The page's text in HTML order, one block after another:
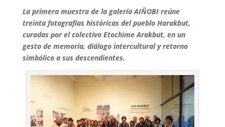
La primera muestra de la galería AIÑOBI reúne
treinta fotografías históricas del pueblo Harakbut,
curadas por el colectivo Etochime Arakbut, en un
gesto de memoria, diálogo intercultural y retorno
simbólico a sus descendientes.